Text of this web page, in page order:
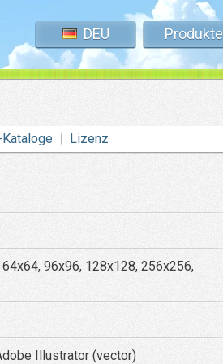
DEU Produkte
Lizenz
96x96, 128x128, 256x256,
Illustrator (vector)